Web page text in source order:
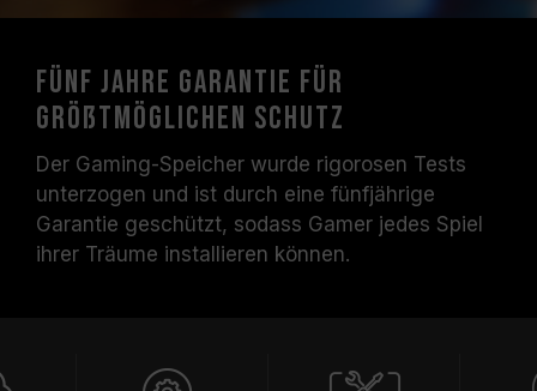
Fünf Jahre Garantie für
größtmöglichen Schutz
Der Gaming-Speicher wurde rigorosen Tests
unterzogen und ist durch eine fünfjährige
Garantie geschützt, sodass Gamer jedes Spiel
ihrer Träume installieren können.